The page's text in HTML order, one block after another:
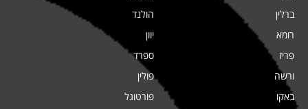
ברלין
רומא
פריז
ורשה
באקו
הולנד
יוון
ספרד
פולין
פורטוגל